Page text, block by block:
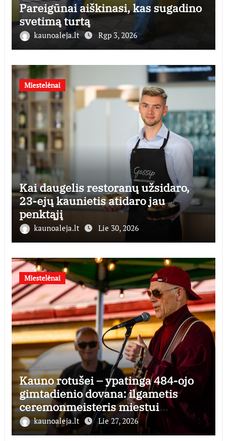
Pareigūnai aiškinasi, kas sugadino
svetimą turtą
kaunoaleja.lt Rgp 3, 2026
Miestelėnai
Kai daugelis restoranų užsidaro,
23-ejų kaunietis atidaro jau
penktąjį
kaunoaleja.lt Lie 30, 2026
Miestelėnai
Kauno rotušei – ypatinga 484-ojo
gimtadienio dovana: ilgametis
ceremonmeisteris miestui
perduoda dešimtmečius kauptą
istorijos kolekciją
kaunoaleja.lt Lie 27, 2026